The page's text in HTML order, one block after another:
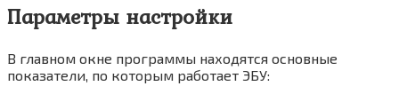
Параметры настройки
В главном окне программы находятся основные
показатели, по которым работает ЭБУ: